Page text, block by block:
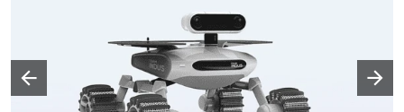
Poprzedni slajd
Następny slajd